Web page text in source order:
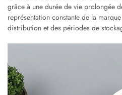
grâce à une durée de vie prolongée
représentation constante de la
distribution et des périodes de